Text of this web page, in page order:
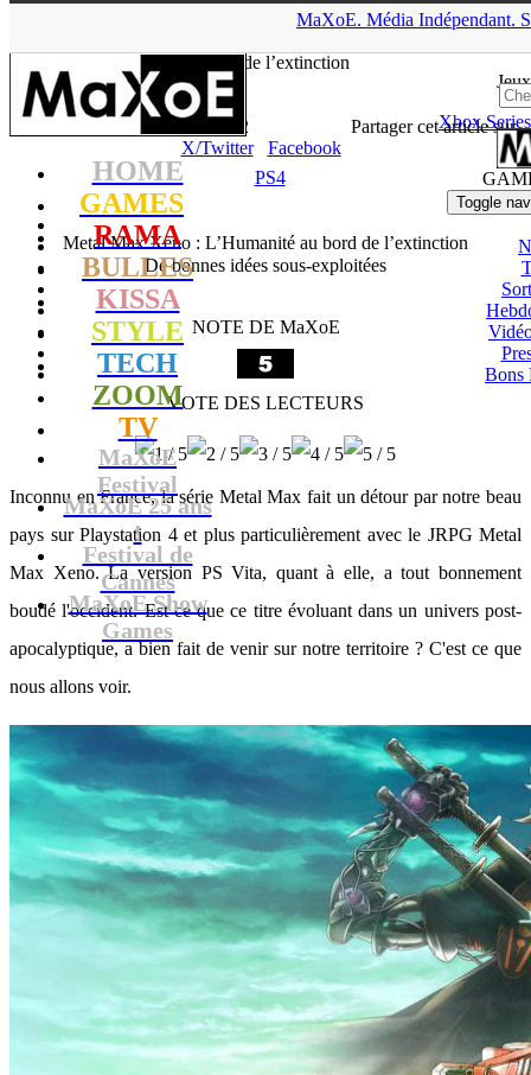
MaXoE. Média Indépendant.
HOME
GAMES
RAMA
BULLES
KISSA
STYLE
TECH
ZOOM
TV
MaXoE
Festival
MaXoE 25 ans
!
Festival de
Cannes
MaXoE Show
Games
Jeux
Xbox
Toggle
Bons
au bord de l’extinction
- 03.10.18, 19:12
Partager cet article sur
X/Twitter
Facebook
PS4
Metal Max Xeno : L’Humanité au bord de l’extinction
De bonnes idées sous-exploitées
NOTE DE MaXoE
VOTE DES LECTEURS
Inconnu en France, la série Metal Max fait un détour par notre beau
pays sur Playstation 4 et plus particulièrement avec le JRPG Metal
Max Xeno. La version PS Vita, quant à elle, a tout bonnement
boudé l'occident. Est-ce que ce titre évoluant dans un univers post-
apocalyptique, a bien fait de venir sur notre territoire ? C'est ce que
nous allons voir.